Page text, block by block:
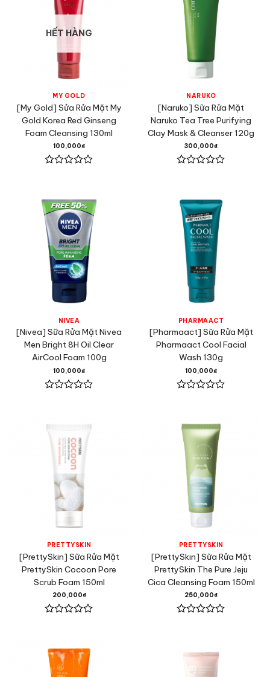
HẾT HÀNG
MY GOLD
[My Gold] Sửa Rửa Mặt My
Gold Korea Red Ginseng
Foam Cleansing 130ml
100,000₫
0
5
sao
NARUKO
[Naruko] Sữa Rửa Mặt
Naruko Tea Tree Purifying
Clay Mask & Cleanser 120g
300,000₫
0
5
sao
NIVEA
[Nivea] Sữa Rửa Mặt Nivea
Men Bright 8H Oil Clear
AirCool Foam 100g
100,000₫
PHARMAACT
[Pharmaact] Sữa Rửa Mặt
Pharmaact Cool Facial
Wash 130g
100,000₫
0
sao
PRETTYSKIN
[PrettySkin] Sữa Rửa Mặt
PrettySkin Cocoon Pore
Scrub Foam 150ml
200,000₫
0
5
sao
PRETTYSKIN
[PrettySkin] Sữa Rửa Mặt
PrettySkin The Pure Jeju
Cica Cleansing Foam 150ml
250,000₫